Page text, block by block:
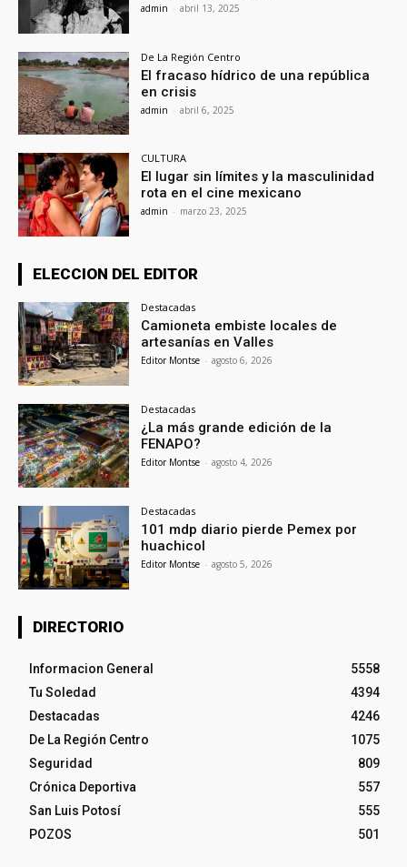
admin - abril 13, 2025
De La Región Centro
El fracaso hídrico de una república
en crisis
admin - abril 6, 2025
CULTURA
El lugar sin límites y la masculinidad
rota en el cine mexicano
admin - marzo 23, 2025
ELECCION DEL EDITOR
Destacadas
Camioneta embiste locales de
artesanías en Valles
Editor Montse - agosto 6, 2026
Destacadas
¿La más grande edición de la
FENAPO?
Editor Montse - agosto 4, 2026
Destacadas
101 mdp diario pierde Pemex por
huachicol
Editor Montse - agosto 5, 2026
DIRECTORIO
Informacion General
5558
Tu Soledad
4394
Destacadas
4246
De La Región Centro
1075
Seguridad
809
Crónica Deportiva
557
San Luis Potosí
555
POZOS
501